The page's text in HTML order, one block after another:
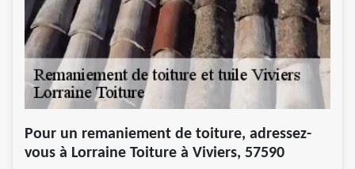
Pour un remaniement de toiture, adressez-
vous à Lorraine Toiture à Viviers, 57590